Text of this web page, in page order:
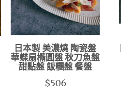
日本製 美濃燒 陶瓷盤
華蝶扇橢圓盤 秋刀魚盤
甜點盤 飯糰盤 餐盤
$506